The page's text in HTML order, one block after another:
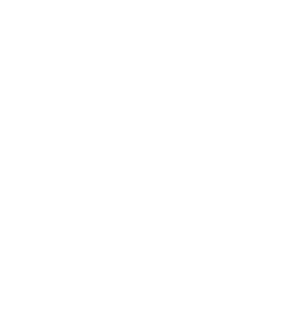
Weinen, Spa und zahlreichen
die Abende und Nächte in
lässt sich also gar nicht
mit Ihrem Reiseberater. Falls Sie
Unterkünfte“.
Lodges und Aktivitäten
gutes Stück entlasten.
top:0; left:0; width:100%;